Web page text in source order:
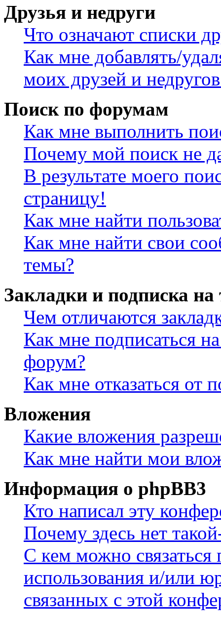
Друзья и недруги
Что означают списки
Как мне добавлять/
моих друзей и
Поиск по форумам
Как мне выполнить
Почему мой поиск не
В результате моего
страницу!
Как мне найти
Как мне найти свои
темы?
Закладки и подписка
Чем отличаются
Как мне подписаться
форум?
Как мне отказаться от
Вложения
Какие вложения
Как мне найти мои
Информация о phpBB3
Кто написал эту
Почему здесь нет
С кем можно связаться
использования и/или
связанных с этой